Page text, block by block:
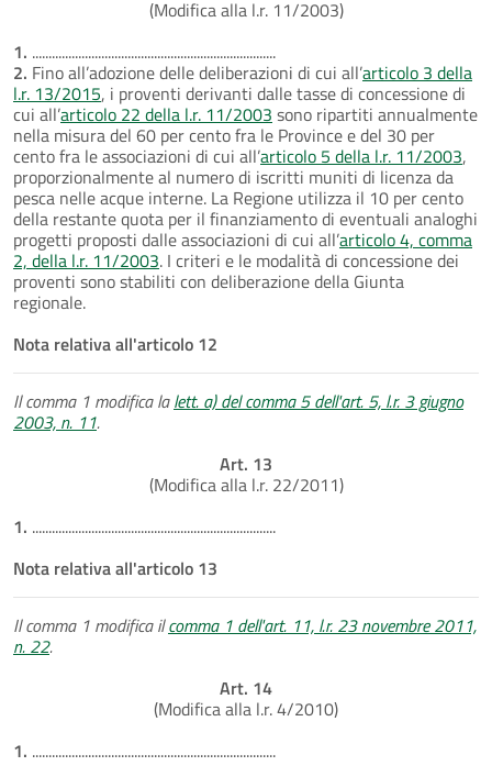
(Modifica alla l.r. 11/2003)
1. ..........................................................................
2. Fino all’adozione delle deliberazioni di cui all’articolo 3 della
l.r. 13/2015, i proventi derivanti dalle tasse di concessione di
cui all’articolo 22 della l.r. 11/2003 sono ripartiti annualmente
nella misura del 60 per cento fra le Province e del 30 per
cento fra le associazioni di cui all’articolo 5 della l.r. 11/2003,
proporzionalmente al numero di iscritti muniti di licenza da
pesca nelle acque interne. La Regione utilizza il 10 per cento
della restante quota per il finanziamento di eventuali analoghi
progetti proposti dalle associazioni di cui all’articolo 4, comma
2, della l.r. 11/2003. I criteri e le modalità di concessione dei
proventi sono stabiliti con deliberazione della Giunta
regionale.
Nota relativa all'articolo 12
Il comma 1 modifica lalett. a) del comma 5 dell'art. 5, l.r. 3 giugno
2003, n. 11.
Art. 13
(Modifica alla l.r. 22/2011)
1. ..........................................................................
Nota relativa all'articolo 13
Il comma 1 modifica ilcomma 1 dell'art. 11, l.r. 23 novembre 2011,
n. 22.
Art. 14
(Modifica alla l.r. 4/2010)
1. ..........................................................................